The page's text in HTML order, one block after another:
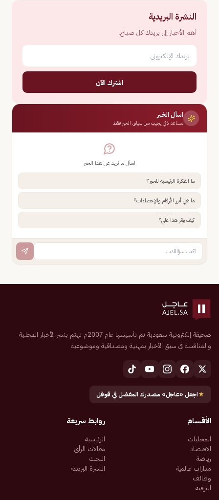
النشرة البريدية
أهم الأخبار إلى بريدك كل صباح.
اشترك الآن
اسأل الخبر
مساعد ذكي يجيب من سياق الخبر فقط
اسأل ما تريد عن هذا الخبر
ما الفكرة الرئيسية للخبر؟
ما هي أبرز الأرقام والإحصاءات؟
كيف يؤثر هذا علي؟
صحيفة إلكترونية سعودية تم تأسيسها عام 2007م تهتم بنشر الأخبار المحلية
والمنافسة في سبق الأخبار بمهنية ومصداقية وموضوعية
★اجعل «عاجل» مصدرك المفضل في قوقل
الأقسام
المحليات
الاقتصاد
رياضة
مدارات عالمية
وظائف
الترفيه
روابط سريعة
الرئيسية
مقالات الرأي
البحث
النشرة البريدية